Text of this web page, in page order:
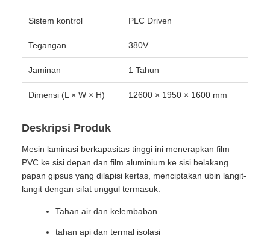
Sistem kontrol PLC Driven
Tegangan 380V
Jaminan 1 Tahun
Dimensi (L × W × H) 12600 × 1950 × 1600 mm
Deskripsi Produk
Mesin laminasi berkapasitas tinggi ini menerapkan film
PVC ke sisi depan dan film aluminium ke sisi belakang
papan gipsus yang dilapisi kertas, menciptakan ubin langit-
langit dengan sifat unggul termasuk:
Tahan air dan kelembaban
tahan api dan termal isolasi